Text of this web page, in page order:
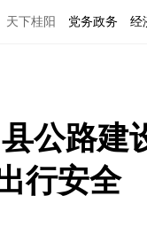
天下桂阳 党务政务 经
公路建
行安全